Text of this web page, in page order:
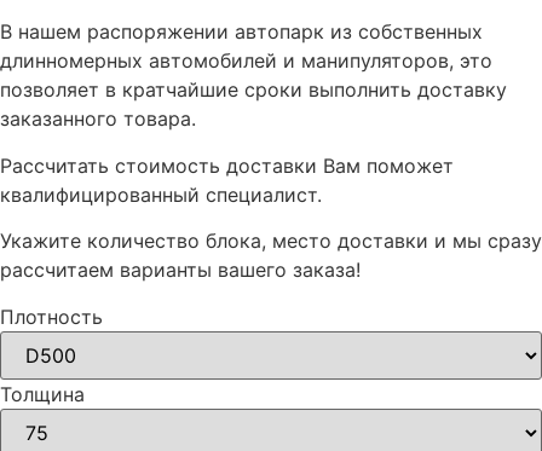
В нашем распоряжении автопарк из собственных
длинномерных автомобилей и манипуляторов, это
позволяет в кратчайшие сроки выполнить доставку
заказанного товара.
Рассчитать стоимость доставки Вам поможет
квалифицированный специалист.
Укажите количество блока, место доставки и мы сразу
рассчитаем варианты вашего заказа!
Плотность
Толщина